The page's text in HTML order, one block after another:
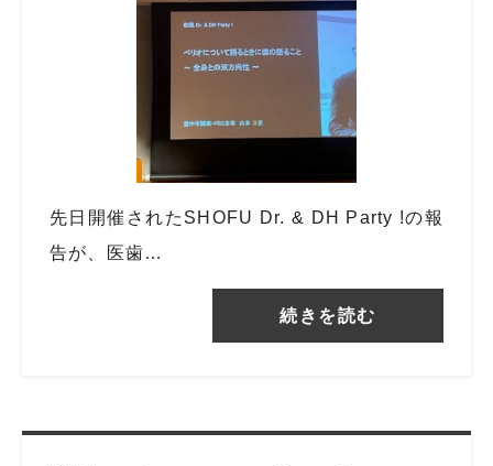
先日開催されたSHOFU Dr. & DH Party !の報
告が、医歯…
続きを読む